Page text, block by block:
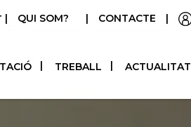
| QUI SOM? | CONTACTE |
TREBALL ACTUALITAT